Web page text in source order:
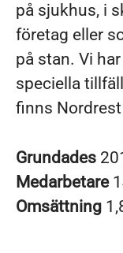
på sjukhus, i
företag eller
på stan. Vi
speciella
finns
Grundades
Medarbetare
Omsättning